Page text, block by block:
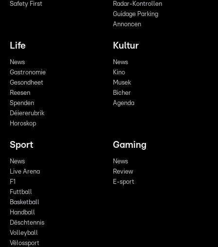
Safety First
Radar-Kontrollen
Guidage Parking
Annoncen
Life
News
Gastronomie
Gesondheet
Reesen
Spenden
Déiererubrik
Horoskop
Kultur
News
Kino
Musek
Bicher
Agenda
Sport
News
Live Arena
F1
Futtball
Basketball
Handball
Dëschtennis
Volleyball
Vëlossport
Gaming
News
Review
E-sport